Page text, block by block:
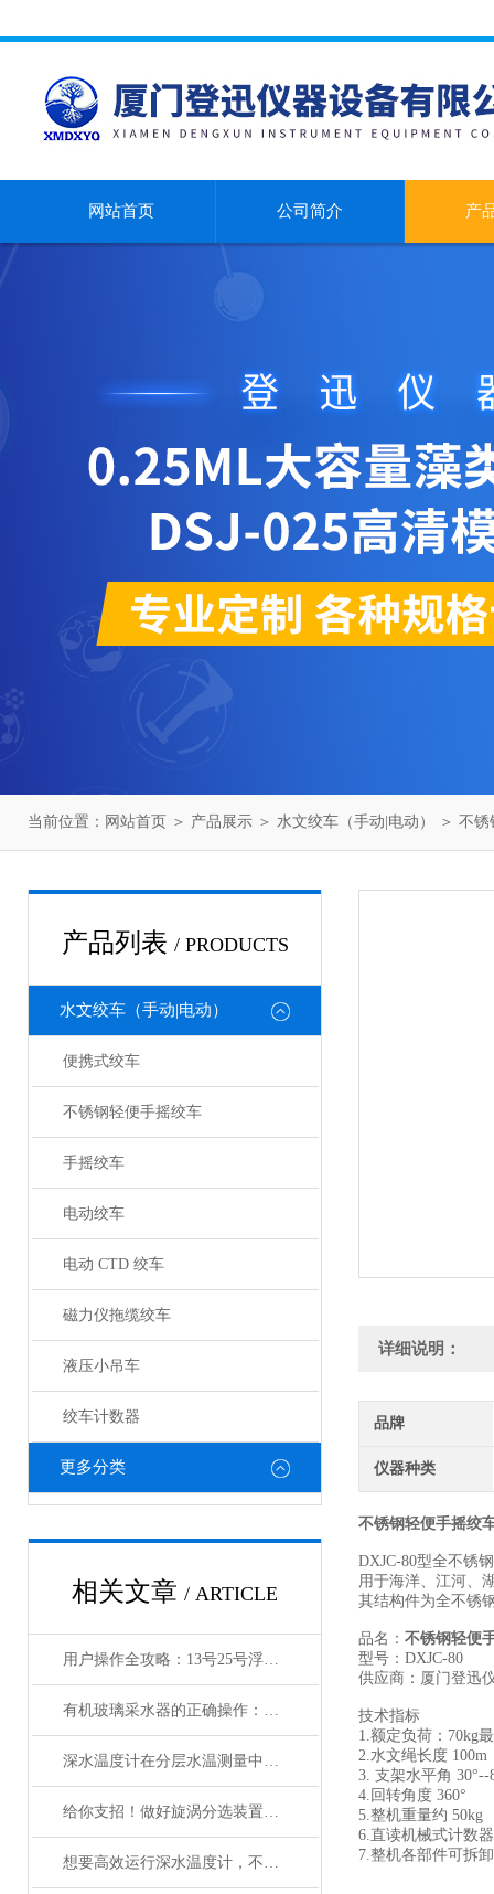
网站首页 公司简介 产
当前位置： 网站首页 ＞ 产品展示 ＞ 水文绞车（手动|电动） ＞ 不锈
产品列表 / PRODUCTS
水文绞车（手动|电动）
便携式绞车
不锈钢轻便手摇绞车
手摇绞车
电动绞车
电动 CTD 绞车
磁力仪拖缆绞车
液压小吊车
绞车计数器
更多分类
相关文章 / ARTICLE
用户操作全攻略：13号25号浮游生物网的正确使用、清洗与保存
有机玻璃采水器的正确操作：从系绳标记到出水注水全程详解
深水温度计在分层水温测量中的传感原理与故障检修技术
给你支招！做好旋涡分选装置的日常维护
想要高效运行深水温度计，不懂这些可不行
详细说明：
品牌
仪器种类
不锈钢轻便手摇绞
DXJC-80型全不锈
用于海洋、江河、
其结构件为全不锈
品名： 不锈钢轻便
型号：DXJC-80
供应商：厦门登迅
技术指标
1.额定负荷：70kg
2.水文绳长度 100m
3. 支架水平角 30°--
4.回转角度 360°
5.整机重量约 50kg
6.直读机械式计数器
7.整机各部件可拆